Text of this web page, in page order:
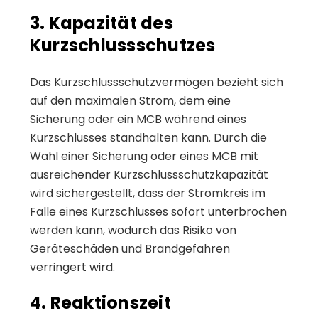
3. Kapazität des
Kurzschlussschutzes
Das Kurzschlussschutzvermögen bezieht sich
auf den maximalen Strom, dem eine
Sicherung oder ein MCB während eines
Kurzschlusses standhalten kann. Durch die
Wahl einer Sicherung oder eines MCB mit
ausreichender Kurzschlussschutzkapazität
wird sichergestellt, dass der Stromkreis im
Falle eines Kurzschlusses sofort unterbrochen
werden kann, wodurch das Risiko von
Geräteschäden und Brandgefahren
verringert wird.
4. Reaktionszeit